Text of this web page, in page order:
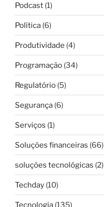
Podcast (1)
Política (6)
Produtividade (4)
Programação (34)
Regulatório (5)
Segurança (6)
Serviços (1)
Soluções financeiras (66)
soluções tecnológicas (2)
Techday (10)
Tecnologia (135)